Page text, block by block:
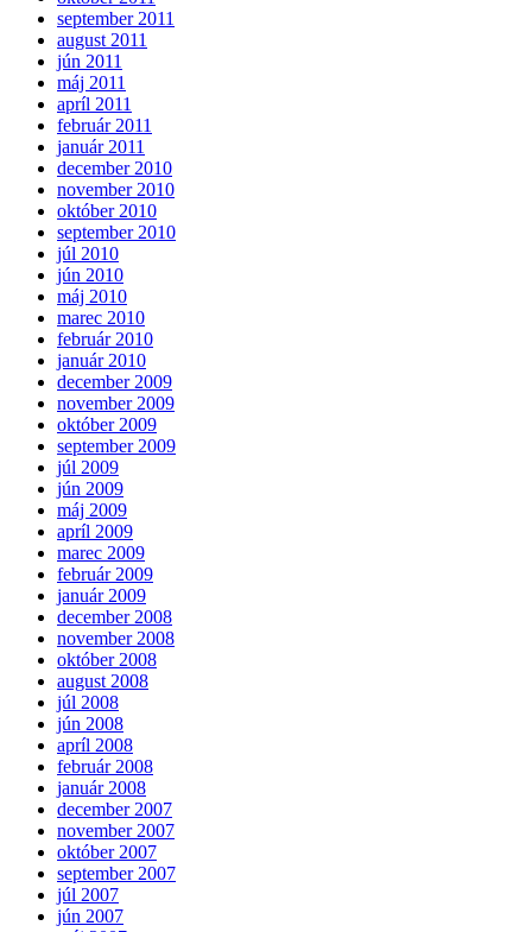
september 2011
august 2011
jún 2011
máj 2011
apríl 2011
február 2011
január 2011
december 2010
november 2010
október 2010
september 2010
júl 2010
jún 2010
máj 2010
marec 2010
február 2010
január 2010
december 2009
november 2009
október 2009
september 2009
júl 2009
jún 2009
máj 2009
apríl 2009
marec 2009
február 2009
január 2009
december 2008
november 2008
október 2008
august 2008
júl 2008
jún 2008
apríl 2008
február 2008
január 2008
december 2007
november 2007
október 2007
september 2007
júl 2007
jún 2007